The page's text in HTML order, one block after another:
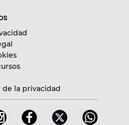
la privacidad